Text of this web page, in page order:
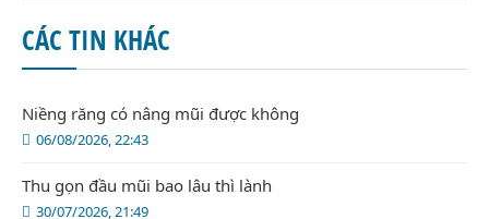
CÁC TIN KHÁC
06/08/2026, 22:43
Niềng răng có nâng mũi được không
30/07/2026, 21:49
Thu gọn đầu mũi bao lâu thì lành